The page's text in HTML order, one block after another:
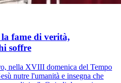
fame di verità,
soffre
nella XVIII domenica del Tempo
nutre l'umanità e insegna che